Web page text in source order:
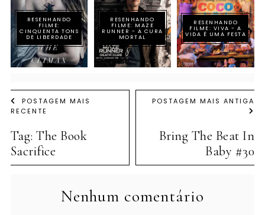
RESENHANDO
FILME:
CINQUENTA TONS
DE LIBERDADE
RESENHANDO
FILME: MAZE
RUNNER - A CURA
MORTAL
RESENHANDO
FILME: VIVA - A
VIDA É UMA FESTA
POSTAGEM MAIS
RECENTE
Tag: The Book
Sacrifice
POSTAGEM MAIS ANTIGA
Bring The Beat In
Baby #30
Nenhum comentário